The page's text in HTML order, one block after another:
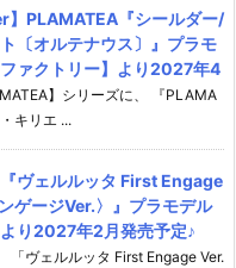
】PLAMATEA『シールダー/
〔オルテナウス〕』プラモ
ァクトリー】より2027年4
】シリーズに、 『PLAMA
キリエ ...
『ヴェルルッタ First Engage
ゲージVer.〉』プラモデル
り2027年2月発売予定♪
「ヴェルルッタ First Engage Ver.